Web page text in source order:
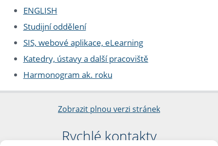
ENGLISH
Studijní oddělení
SIS, webové aplikace, eLearning
Katedry, ústavy a další pracoviště
Harmonogram ak. roku
Zobrazit plnou verzi stránek
Rychlé kontakty